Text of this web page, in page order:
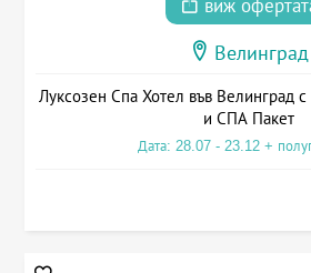
виж
Велинград
Луксозен Спа Хотел във Велинград
и СПА Пакет
Дата: 28.07 - 23.12 +